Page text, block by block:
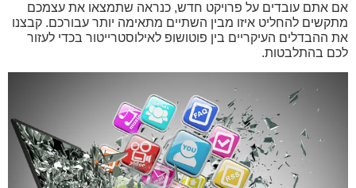
אם אתם עובדים על פרויקט חדש, כנראה שתמצאו את עצמכם
מתקשים להחליט איזו מבין השתיים מתאימה יותר עבורכם. קבצנו
את ההבדלים העיקריים בין פוטושופ לאילוסטרייטור בכדי לעזור
לכם בהתלבטות.